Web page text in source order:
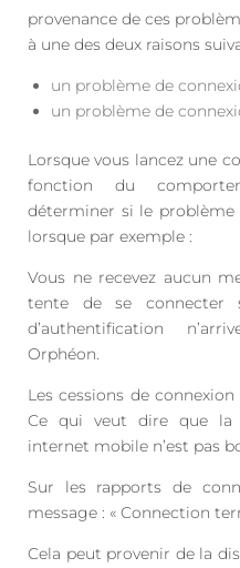
provenance de ces
à une des deux raisons
un problème de
un problème de
Lorsque vous lancez une
fonction du
déterminer si le
lorsque par exemple :
Vous ne recevez aucun
tente de se connecter
d’authentification
Orphéon.
Les cessions de
Ce qui veut dire que la
internet mobile n’est pas
Sur les rapports de
message : « Connection
Cela peut provenir de la